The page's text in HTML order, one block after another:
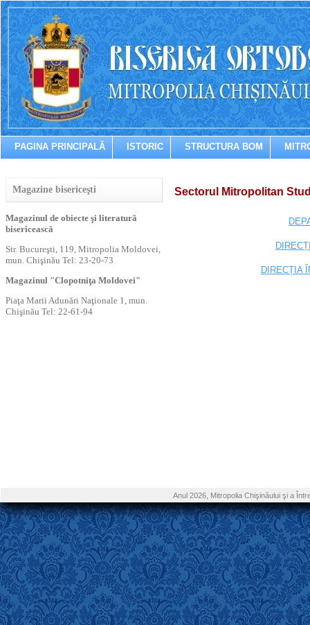
PAGINA PRINCIPALĂ ISTORIC STRUCTURA BOM
Magazine bisericeşti
Magazinul de obiecte şi literatură
bisericească
Str. Bucureşti, 119, Mitropolia Moldovei,
mun. Chişinău Tel: 23-20-73
Magazinul "Clopotniţa Moldovei"
Piaţa Marii Adunări Naţionale 1, mun.
Chişinău Tel: 22-61-94
Sectorul Mitropolitan
DIRECȚIA
Anul 2026, Mitropolia Chişinăului şi a